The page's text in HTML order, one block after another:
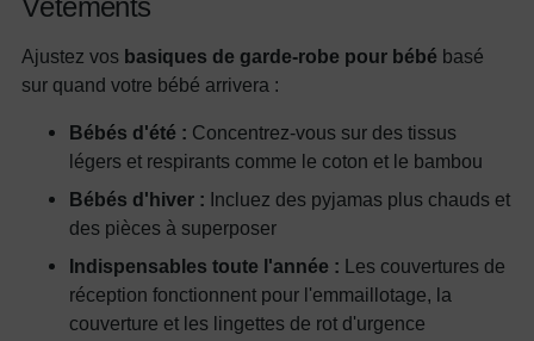
Ajustez vos basiques de garde-robe pour bébé basé
sur quand votre bébé arrivera :
Bébés d'été : Concentrez-vous sur des tissus
légers et respirants comme le coton et le bambou
Bébés d'hiver : Incluez des pyjamas plus chauds et
des pièces à superposer
Indispensables toute l'année : Les couvertures de
réception fonctionnent pour l'emmaillotage, la
couverture et les lingettes de rot d'urgence